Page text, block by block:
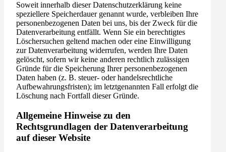
Soweit innerhalb dieser Datenschutzerklärung keine
speziellere Speicherdauer genannt wurde, verbleiben Ihre
personenbezogenen Daten bei uns, bis der Zweck für die
Datenverarbeitung entfällt. Wenn Sie ein berechtigtes
Löschersuchen geltend machen oder eine Einwilligung
zur Datenverarbeitung widerrufen, werden Ihre Daten
gelöscht, sofern wir keine anderen rechtlich zulässigen
Gründe für die Speicherung Ihrer personenbezogenen
Daten haben (z. B. steuer- oder handelsrechtliche
Aufbewahrungsfristen); im letztgenannten Fall erfolgt die
Löschung nach Fortfall dieser Gründe.
Allgemeine Hinweise zu den
Rechtsgrundlagen der Datenverarbeitung
auf dieser Website